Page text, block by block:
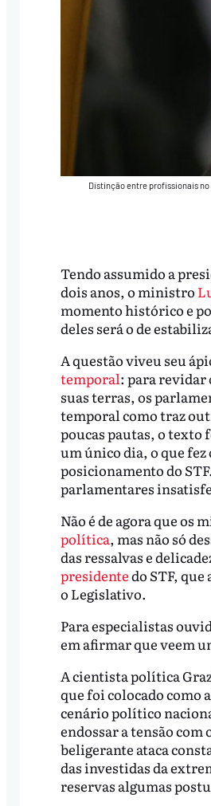
Distinção entre profissionais
Tendo assumido a
dois anos, o ministro
momento histórico e
deles será o de
A questão viveu seu
temporal: para revidar
suas terras, os
temporal como traz
poucas pautas, o texto
um único dia, o que
posicionamento do
parlamentares
Não é de agora que os
política, mas não só
das ressalvas e
presidentedo STF,
o Legislativo.
Para especialistas
em afirmar que veem
A cientista política
que foi colocado como
cenário político
endossar a tensão
beligerante ataca
das investidas da
reservas algumas